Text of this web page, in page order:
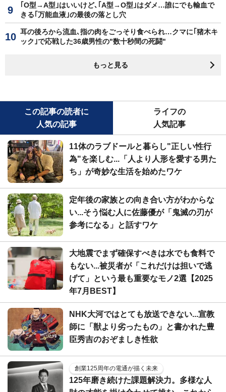
｢O型→A型｣はいいけど､｢A型→O型｣はダメ…誰にでも輸血で
きる｢万能血液｣の最後の落とし穴
耳の後ろから流血､指の肉をごっそり食べられ…クマに｢猪木キ
ック｣で応戦した36歳男性の"数十秒間の死闘"
もっと見る
この記事の読者に
人気の記事
ライフの
人気記事
11体のラブドールと暮らし"正しい性行
為"を楽しむ...「人より人形を愛する男た
ち」が奇妙な生活を始めたワケ
定年後の家族との向き合い方がわからな
い...そう悩む人に佐藤優が「鬼滅の刃が
参考になる」と話すワケ
大地震でまず確保すべきは水でも食料で
もない...被災者が「これだけは担いで逃
げて」という最も重要なモノ2選【2025
年7月BEST】
NHK大河ではとても放送できない...宣教
師に「獣より劣ったもの」と書かれた豊
臣秀吉のおぞましき性欲
創業125周年の電通が描く未来
125年磨き続けた課題解決力。多様な人